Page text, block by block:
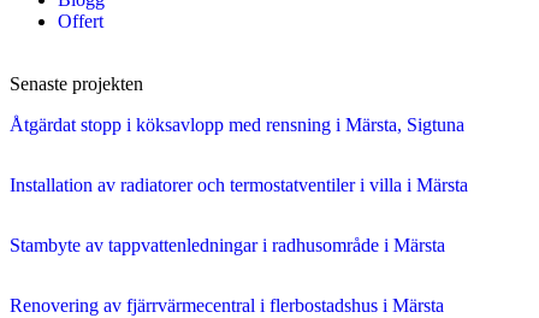
Offert
Senaste projekten
Åtgärdat stopp i köksavlopp med rensning i Märsta, Sigtuna
Installation av radiatorer och termostatventiler i villa i Märsta
Stambyte av tappvattenledningar i radhusområde i Märsta
Renovering av fjärrvärmecentral i flerbostadshus i Märsta